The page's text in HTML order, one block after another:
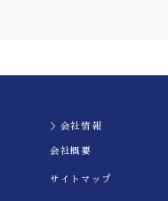
四国三大祭り「新居浜
＞会社情報
会社概要
サイトマップ